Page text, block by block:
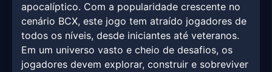
apocalíptico. Com a popularidade crescente no
cenário BCX, este jogo tem atraído jogadores de
todos os níveis, desde iniciantes até veteranos.
Em um universo vasto e cheio de desafios, os
jogadores devem explorar, construir e sobreviver